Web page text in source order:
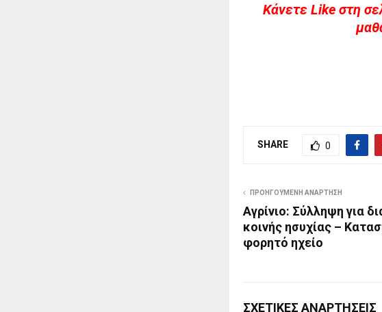
Kάνετε Like στη
SHARE 0
ΠΡΟΗΓΟΎΜΕΝΗ ΑΝΆΡΤΗΣΗ
Αγρίνιο: Σύλληψη για
κοινής ησυχίας –
φορητό ηχείο
ΣΧΕΤΙΚΈΣ ΑΝΑΡΤΉΣΕΙΣ